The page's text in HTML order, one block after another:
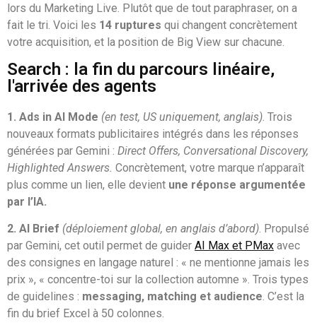
lors du Marketing Live. Plutôt que de tout paraphraser, on a
fait le tri. Voici les 14 ruptures qui changent concrètement
votre acquisition, et la position de Big View sur chacune.
Search : la fin du parcours linéaire,
l'arrivée des agents
1. Ads in AI Mode (en test, US uniquement, anglais). Trois
nouveaux formats publicitaires intégrés dans les réponses
générées par Gemini : Direct Offers, Conversational Discovery,
Highlighted Answers. Concrètement, votre marque n’apparaît
plus comme un lien, elle devient une réponse argumentée
par l’IA.
2. AI Brief (déploiement global, en anglais d’abord). Propulsé
par Gemini, cet outil permet de guider AI Max et PMax avec
des consignes en langage naturel : « ne mentionne jamais les
prix », « concentre-toi sur la collection automne ». Trois types
de guidelines : messaging, matching et audience. C’est la
fin du brief Excel à 50 colonnes.